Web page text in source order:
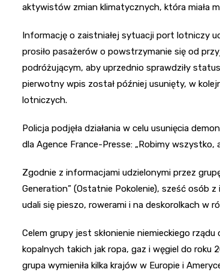
aktywistów zmian klimatycznych, która miała
Informację o zaistniałej sytuacji port lotniczy
prosiło pasażerów o powstrzymanie się od
podróżującym, aby uprzednio sprawdziły
pierwotny wpis został później usunięty, w
lotniczych.
Policja podjęła działania w celu usunięcia
dla Agence France-Presse: „Robimy wszystko,
Zgodnie z informacjami udzielonymi przez
Generation” (Ostatnie Pokolenie), sześć osób
udali się pieszo, rowerami i na deskorolkach w
Celem grupy jest skłonienie niemieckiego
kopalnych takich jak ropa, gaz i węgiel do roku
grupa wymieniła kilka krajów w Europie i